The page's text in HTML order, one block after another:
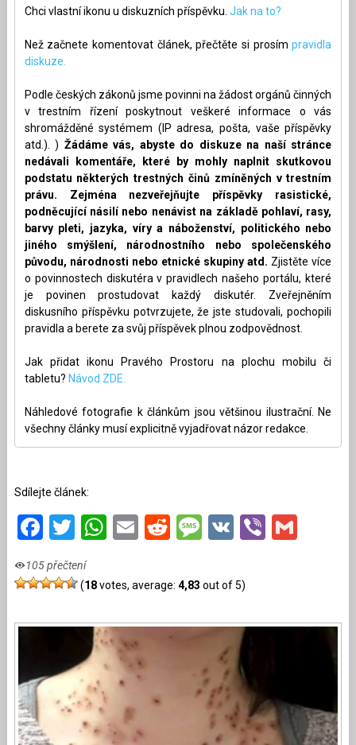
Chci vlastní ikonu u diskuzních příspěvku. Jak na to?
Než začnete komentovat článek, přečtěte si prosímpravidla
diskuze.
Podle českých zákonů jsme povinni na žádost orgánů činných
v trestním řízení poskytnout veškeré informace o vás
shromážděné systémem (IP adresa, pošta, vaše příspěvky
atd.). ) Žádáme vás, abyste do diskuze na naší stránce
nedávali komentáře, které by mohly naplnit skutkovou
podstatu některých trestných činů zmíněných v trestním
právu. Zejména nezveřejňujte příspěvky rasistické,
podněcující násilí nebo nenávist na základě pohlaví, rasy,
barvy pleti, jazyka, víry a náboženství, politického nebo
jiného smýšlení, národnostního nebo společenského
původu, národnosti nebo etnické skupiny atd. Zjistěte více
o povinnostech diskutéra v pravidlech našeho portálu, které
je povinen prostudovat každý diskutér. Zveřejněním
diskusního příspěvku potvrzujete, že jste studovali, pochopili
pravidla a berete za svůj příspěvek plnou zodpovědnost.
Jak přidat ikonu Pravého Prostoru na plochu mobilu či
tabletu? Návod ZDE.
Náhledové fotografie k článkům jsou většinou ilustrační. Ne
všechny články musí explicitně vyjadřovat názor redakce.
Sdílejte článek:
Facebook
Twitter
WhatsApp
EmailRedditMessage
VKViber
105 přečtení
(18votes, average: 4,83 out of 5)